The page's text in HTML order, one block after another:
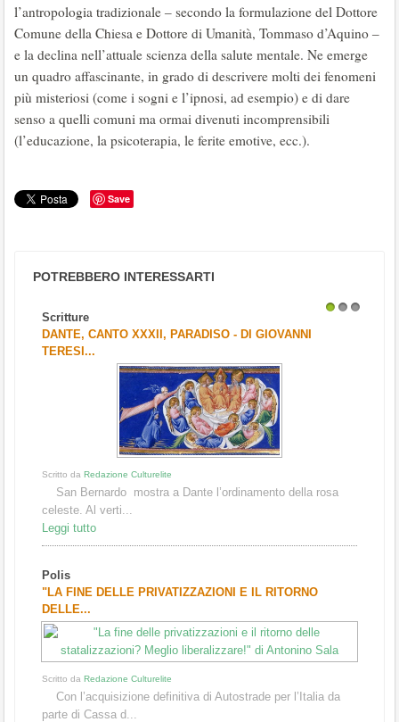
l’antropologia tradizionale ‒ secondo la formulazione del Dottore
Comune della Chiesa e Dottore di Umanità, Tommaso d’Aquino ‒
e la declina nell’attuale scienza della salute mentale. Ne emerge
un quadro affascinante, in grado di descrivere molti dei fenomeni
più misteriosi (come i sogni e l’ipnosi, ad esempio) e di dare
senso a quelli comuni ma ormai divenuti incomprensibili
(l’educazione, la psicoterapia, le ferite emotive, ecc.).
Save
POTREBBERO INTERESSARTI
Scritture
DANTE, CANTO XXXII, PARADISO - DI GIOVANNI
TERESI...
Scritto da Redazione Culturelite
San Bernardo mostra a Dante l’ordinamento della rosa
celeste. Al verti...
Leggi tutto
Polis
"LA FINE DELLE PRIVATIZZAZIONI E IL RITORNO
DELLE...
Scritto da Redazione Culturelite
Con l’acquisizione definitiva di Autostrade per l’Italia da
parte di Cassa d...